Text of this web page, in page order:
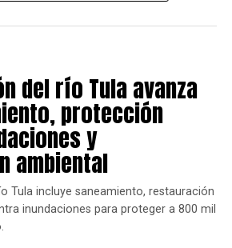
del río Tula avanza
protección
y
ambiental
Tula incluye saneamiento, restauración
inundaciones para proteger a 800 mil